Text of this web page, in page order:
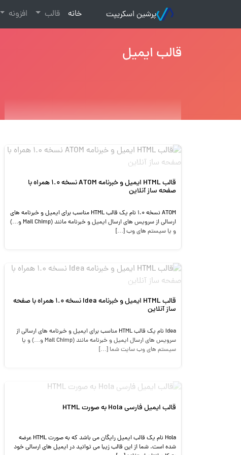
پرشین اسکریپت خانه
(current) قالب افزونه
قالب ایمیل
قالب HTML ایمیل و خبرنامه ATOM نسخه 1.0 همراه با
صفحه ساز آنلاین
ATOM نسخه 1.0 نام یک قالب HTML مناسب برای ایمیل و خبرنامه های
ارسالی از سرویس های ارسال ایمیل و خبرنامه مانند (Mail Chimp و…)
و یا سیستم های وب […]
قالب HTML ایمیل و خبرنامه Idea نسخه 1.0 همراه با صفحه
ساز آنلاین
Idea نام یک قالب HTML مناسب برای ایمیل و خبرنامه های ارسالی از
سرویس های ارسال ایمیل و خبرنامه مانند (Mail Chimp و…) و یا
سیستم های وب سایت شما […]
قالب ایمیل فارسی Hola به صورت HTML
Hola نام یک قالب ایمیل رایگان می باشد که به صورت HTML عرضه
شده است. شما از این قالب زیبا می توانید در ایمیل های ارسالی خود